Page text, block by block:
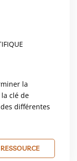
la
clé de
différentes